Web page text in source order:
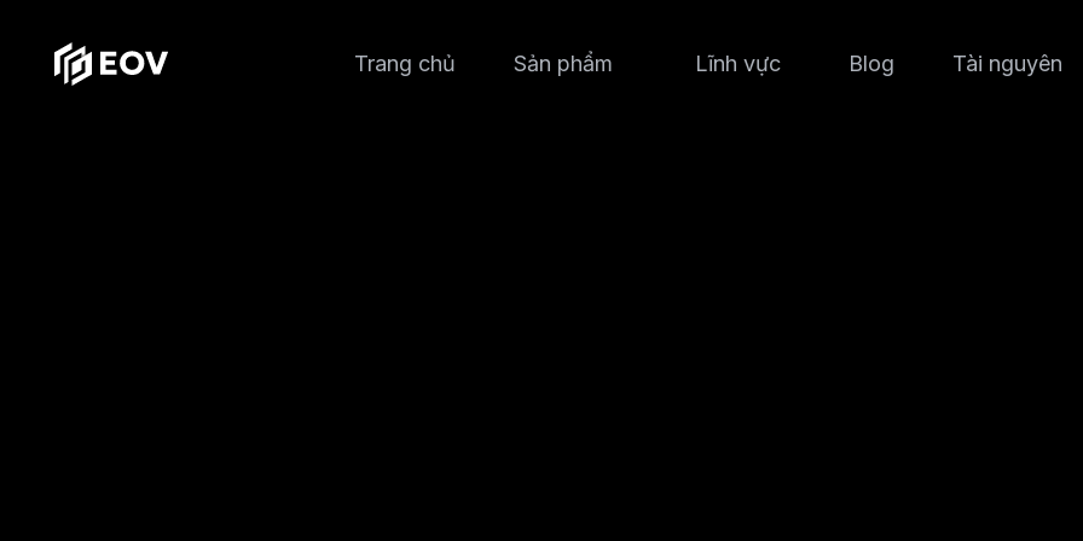
Trang chủ Sản phẩm Lĩnh vực Blog Tài nguyên